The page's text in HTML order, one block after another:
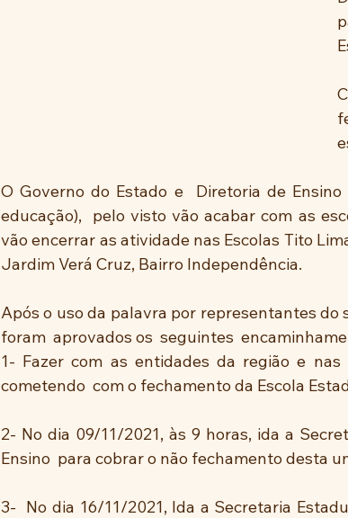
O Governo do Estado e  Diretoria de
educação),  pelo visto vão acabar com as
vão encerrar as atividade nas Escolas Tito
Jardim Verá Cruz, Bairro Independência.
Após o uso da palavra por representantes do
foram  aprovados os  seguintes
1- Fazer com as entidades da região e
cometendo  com o fechamento da Escola
2- No dia 09/11/2021, às 9 horas, ida a
Ensino  para cobrar o não fechamento desta
3-  No dia 16/11/2021, Ida a Secretaria